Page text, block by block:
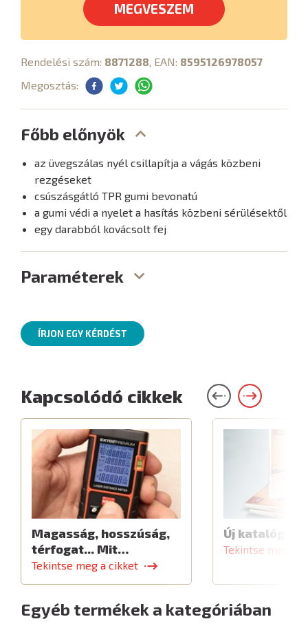
MEGVESZEM
Rendelési szám: 8871288, EAN: 8595126978057
Megosztás:
Főbb előnyök
az üvegszálas nyél csillapítja a vágás közbeni
rezgéseket
csúszásgátló TPR gumi bevonatú
a gumi védi a nyelet a hasítás közbeni sérülésektől
egy darabból kovácsolt fej
Paraméterek
ÍRJON EGY KÉRDÉST
Kapcsolódó cikkek
Magasság, hosszúság,
térfogat... Mit…
Tekintse meg a cikket
Új katalógus
Tekintse meg a
Egyéb termékek a kategóriában